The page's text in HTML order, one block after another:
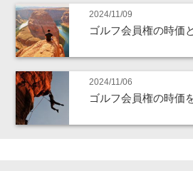
2024/11/09
ゴルフ会員権の時価
2024/11/06
ゴルフ会員権の時価